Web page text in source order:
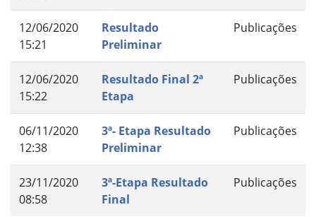
12/06/2020
15:21
Resultado
Preliminar
Publicações
12/06/2020
15:22
Resultado Final 2ª
Etapa
Publicações
06/11/2020
12:38
3ª- Etapa Resultado
Preliminar
Publicações
23/11/2020
08:58
3ª-Etapa Resultado
Final
Publicações